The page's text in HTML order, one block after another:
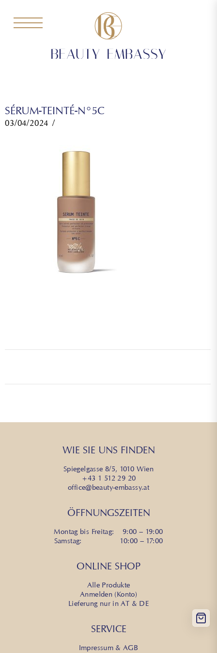
SÉRUM-TEINTÉ-N°5C
03/04/2024
WIE SIE UNS FINDEN
Spiegelgasse 8/5, 1010 Wien
+43 1 512 29 20
office@beauty-embassy.at
ÖFFNUNGSZEITEN
Montag bis Freitag: 9:00 – 19:00
Samstag: 10:00 – 17:00
ONLINE SHOP
Alle Produkte
Anmelden (Konto)
Lieferung nur in AT & DE
SERVICE
Impressum & AGB